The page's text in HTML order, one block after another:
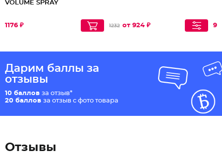
VOLUME SPRAY
1176 ₽ 1232 от 924 ₽
Дарим баллы за
отзывы
10 баллов за отзыв*
20 баллов за отзыв с фото товара
Отзывы